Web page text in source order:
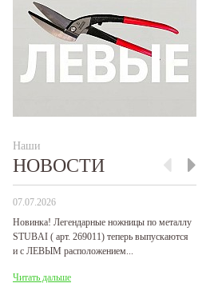
Наши
НОВОСТИ
07.07.2026
Новинка! Легендарные ножницы по металлу
STUBAI ( арт. 269011) теперь выпускаются
и с ЛЕВЫМ расположением...
Читать дальше